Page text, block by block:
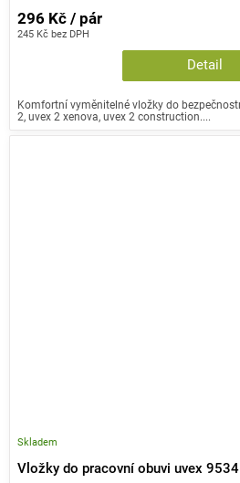
245 Kč bez DPH
296 Kč / pár
Detail
Komfortní vyměnitelné vložky do
2, uvex 2 xenova, uvex 2 construction....
Vložky do pracovní obuvi uvex 9534
Skladem